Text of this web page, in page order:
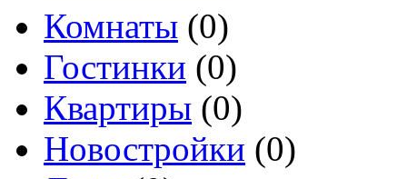
Комнаты (0)
Гостинки (0)
Квартиры (0)
Новостройки (0)